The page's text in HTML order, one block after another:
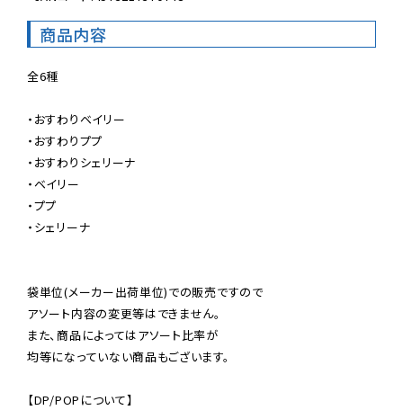
商品内容
全6種
・おすわりベイリー
・おすわりププ
・おすわりシェリーナ
・ベイリー
・ププ
・シェリーナ
袋単位(メーカー出荷単位)での販売ですので
アソート内容の変更等はできません。
また、商品によってはアソート比率が
均等になっていない商品もございます。
【DP/POPについて】